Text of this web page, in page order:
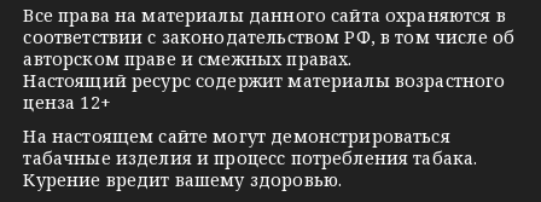
k
i
Все права на материалы данного сайта охраняются в
соответствии с законодательством РФ, в том числе об
авторском праве и смежных правах.
Настоящий ресурс содержит материалы возрастного
ценза 12+
На настоящем сайте могут демонстрироваться
табачные изделия и процесс потребления табака.
Курение вредит вашему здоровью.